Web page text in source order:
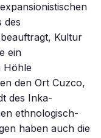
des
Kultur
ein
Höhle
den Ort Cuzco,
des Inka-
ethnologisch-
haben auch die